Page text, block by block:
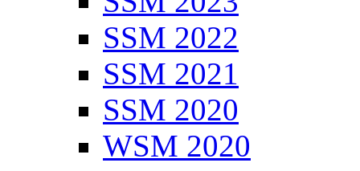
SSM 2022
SSM 2021
SSM 2020
WSM 2020